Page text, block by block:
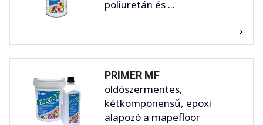
poliuretán és ...
PRIMER MF
oldószermentes,
kétkomponensű, epoxi
alapozó a mapefloor